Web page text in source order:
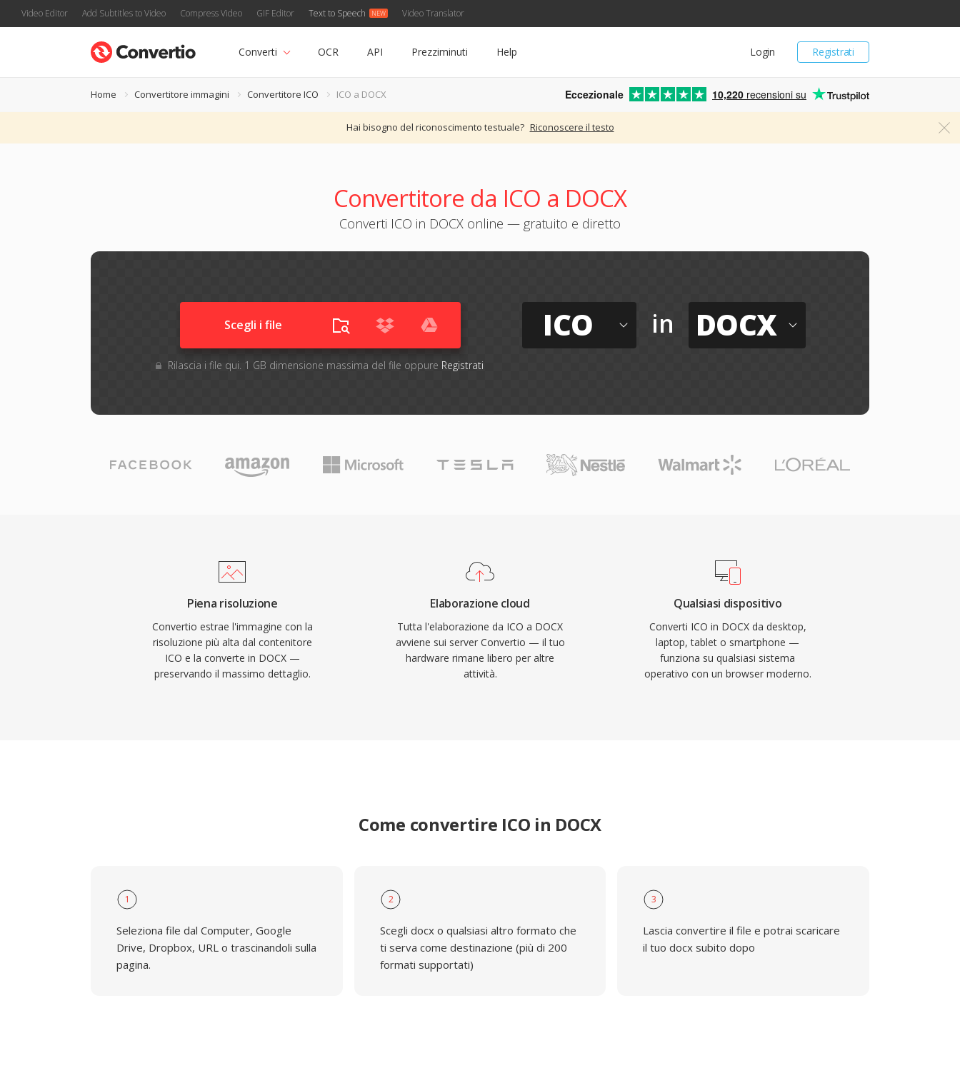
Video Editor Add Subtitles to Video Compress Video GIF Editor Text to Speech Video Translator
Registrati
Login
Converti OCR API Prezziminuti Help
Home Convertitore immagini Convertitore ICO ICO a DOCX Eccezionale 10,220 recensioni su
Hai bisogno del riconoscimento testuale? Riconoscere il testo
Convertitore da ICO a DOCX
Converti ICO in DOCX online — gratuito e diretto
Scegli i file
Rilascia i file qui. 1 GB dimensione massima del file oppure Registrati
ICO in DOCX
Piena risoluzione
Convertio estrae l'immagine con la
risoluzione più alta dal contenitore
ICO e la converte in DOCX —
preservando il massimo dettaglio.
Elaborazione cloud
Tutta l'elaborazione da ICO a DOCX
avviene sui server Convertio — il tuo
hardware rimane libero per altre
attività.
Qualsiasi dispositivo
Converti ICO in DOCX da desktop,
laptop, tablet o smartphone —
funziona su qualsiasi sistema
operativo con un browser moderno.
Come convertire ICO in DOCX
1
Seleziona file dal Computer, Google
Drive, Dropbox, URL o trascinandoli sulla
pagina.
2
Scegli docx o qualsiasi altro formato che
ti serva come destinazione (più di 200
formati supportati)
3
Lascia convertire il file e potrai scaricare
il tuo docx subito dopo